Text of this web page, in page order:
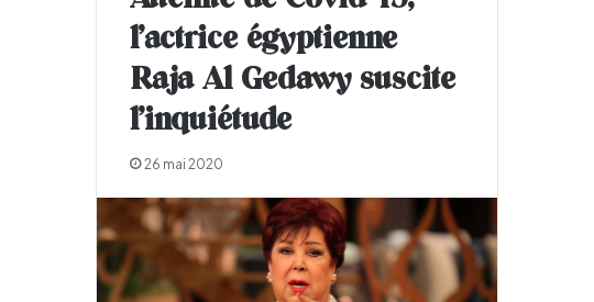
l’actrice égyptienne
Raja Al Gedawy suscite
l’inquiétude
26 mai 2020